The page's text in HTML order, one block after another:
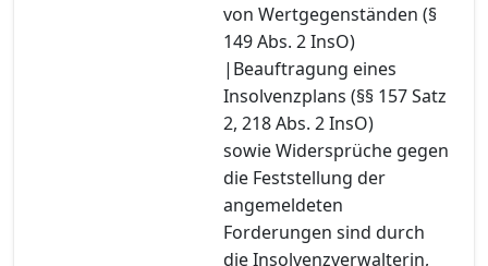
von Wertgegenständen (§
149 Abs. 2 InsO)
|Beauftragung eines
Insolvenzplans (§§ 157 Satz
2, 218 Abs. 2 InsO)
sowie Widersprüche gegen
die Feststellung der
angemeldeten
Forderungen sind durch
die Insolvenzverwalterin,